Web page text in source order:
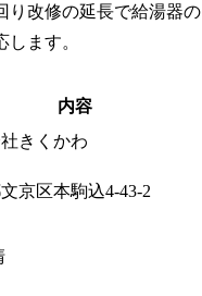
り改修の延長で給湯器の
します。
内容
きくかわ
京区本駒込4-43-2